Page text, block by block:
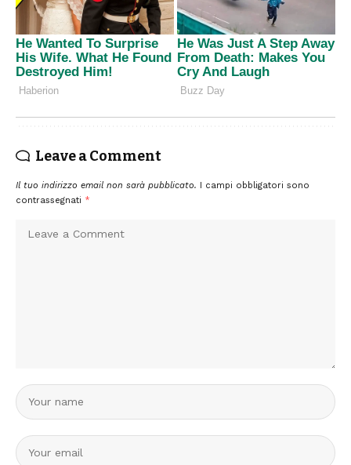
Leave a Comment
Il tuo indirizzo email non sarà pubblicato. I campi obbligatori sono
contrassegnati *